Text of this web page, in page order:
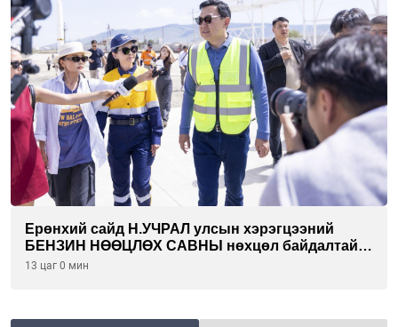
Ерөнхий сайд Н.УЧРАЛ улсын хэрэгцээний
БЕНЗИН НӨӨЦЛӨХ САВНЫ нөхцөл байдалтай
танилцлаа
13 цаг 0 мин